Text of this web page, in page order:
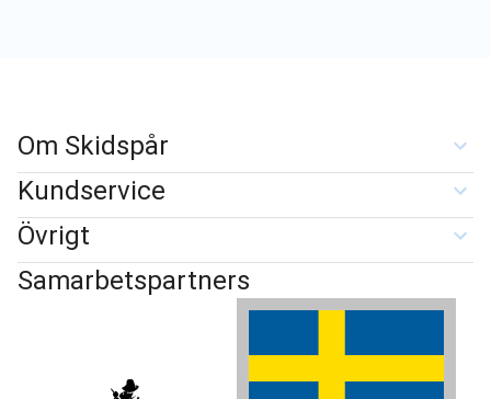
Om Skidspår
Kundservice
Övrigt
Samarbetspartners